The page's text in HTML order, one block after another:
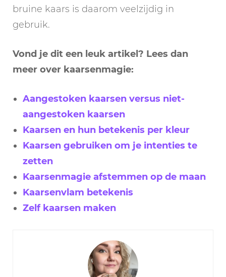
bruine kaars is daarom veelzijdig in
gebruik.
Vond je dit een leuk artikel? Lees dan
meer over kaarsenmagie:
Aangestoken kaarsen versus niet-
aangestoken kaarsen
Kaarsen en hun betekenis per kleur
Kaarsen gebruiken om je intenties te
zetten
Kaarsenmagie afstemmen op de maan
Kaarsenvlam betekenis
Zelf kaarsen maken